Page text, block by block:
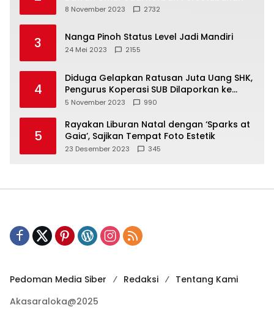
8 November 2023 2732
3 Nanga Pinoh Status Level Jadi Mandiri
24 Mei 2023 2155
4
Diduga Gelapkan Ratusan Juta Uang SHK,
Pengurus Koperasi SUB Dilaporkan ke
Polisi
5 November 2023 990
5
Rayakan Liburan Natal dengan ‘Sparks at
Gaia’, Sajikan Tempat Foto Estetik
23 Desember 2023 345
Pedoman Media Siber Redaksi
Tentang Kami
Akasaraloka@2025